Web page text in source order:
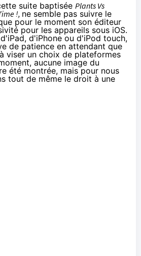
suite baptisée Plants Vs
!, ne semble pas suivre le
pour le moment son éditeur
pour les appareils sous iOS.
d'iPhone ou d'iPod touch,
de patience en attendant que
viser un choix de plateformes
aucune image du
été montrée, mais pour nous
tout de même le droit à une